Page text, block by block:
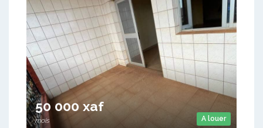
A louer
50 000 xaf
mois